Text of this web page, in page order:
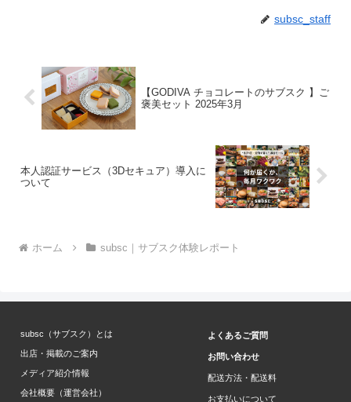
subsc_staff
【GODIVA チョコレートのサブスク 】ご
褒美セット 2025年3月
本人認証サービス（3Dセキュア）導入に
ついて
ホーム subsc｜サブスク体験レポート
subsc（サブスク）とは
出店・掲載のご案内
メディア紹介情報
会社概要（運営会社）
よくあるご質問
お問い合わせ
配送方法・配送料
お支払いについて